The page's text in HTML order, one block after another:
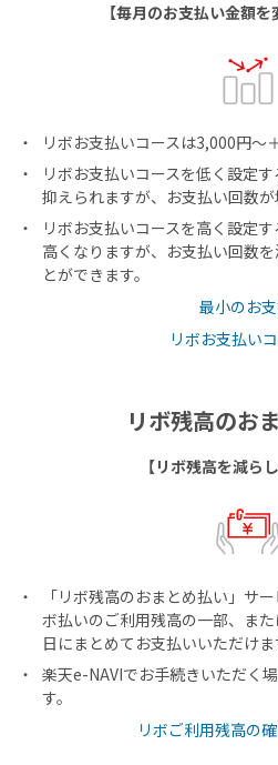
【毎月のお支払い金額を
リボお支払いコースは3,000円～
リボお支払いコースを低く設定
抑えられますが、お支払い回数が
リボお支払いコースを高く設定
高くなりますが、お支払い回数
とができます。
最小のお
リボお支払い
リボ残高のお
【リボ残高を減ら
「リボ残高のおまとめ払い」サ
ボ払いのご利用残高の一部、ま
日にまとめてお支払いいただけま
楽天e-NAVIでお手続きいただく
す。
リボご利用残高の